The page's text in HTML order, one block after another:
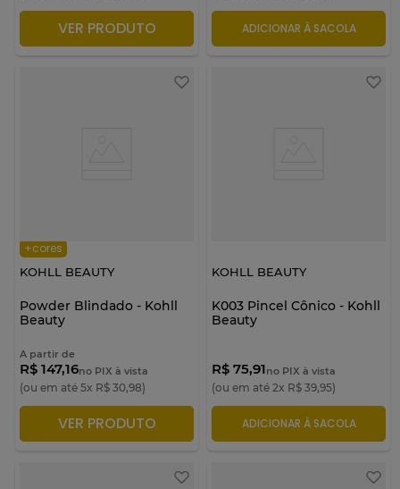
ADICIONAR À SACOLA
VER PRODUTO ADICIONAR À SACOLA
+cores
KOHLL BEAUTY
Powder Blindado - Kohll
Beauty
A partir de
R$ 147,16no PIX à vista
(ou em até 5x R$ 30,98)
ADICIONAR À SACOLA
VER PRODUTO
KOHLL BEAUTY
K003 Pincel Cônico - Kohll
Beauty
R$ 75,91no PIX à vista
(ou em até 2x R$ 39,95)
ADICIONAR À SACOLA